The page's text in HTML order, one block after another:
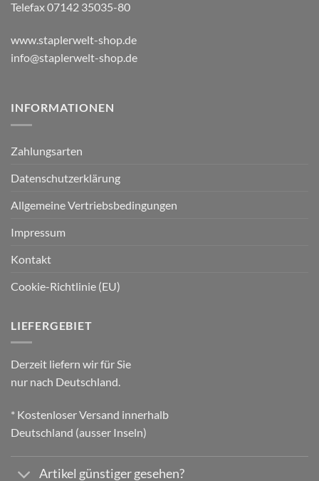
Telefax 07142 35035-80
www.staplerwelt-shop.de
info@staplerwelt-shop.de
INFORMATIONEN
Zahlungsarten
Datenschutzerklärung
Allgemeine Vertriebsbedingungen
Impressum
Kontakt
Cookie-Richtlinie (EU)
LIEFERGEBIET
Derzeit liefern wir für Sie
nur nach Deutschland.
* Kostenloser Versand innerhalb
Deutschland (ausser Inseln)
Artikel günstiger gesehen?